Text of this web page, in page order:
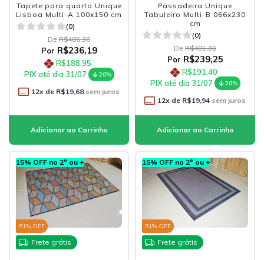
Tapete para quarto Unique
Lisboa Multi-A 100x150 cm
(0)
De R$486,36
Por R$236,19
R$188,95
PIX até dia 31/07
20%
12x de R$19,68sem juros
Passadeira Unique
Tabuleiro Multi-B 066x230
cm
(0)
De R$491,36
Por R$239,25
R$191,40
PIX até dia 31/07
20%
12x de R$19,94 sem juros
15% OFF no 2º ou +
51% OFF
Frete grátis
15% OFF no 2º ou +
51% OFF
Frete grátis